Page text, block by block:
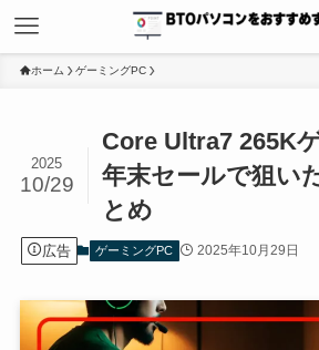
ホーム ゲーミングPC
Core Ultra7 265K
年末セールで狙い
とめ
2025
10/29
広告 ゲーミングPC 2025年10月29日